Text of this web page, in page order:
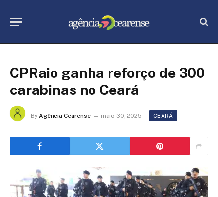
CPRaio ganha reforço de 300
carabinas no Ceará
By Agência Cearense maio 30, 2025 CEARÁ